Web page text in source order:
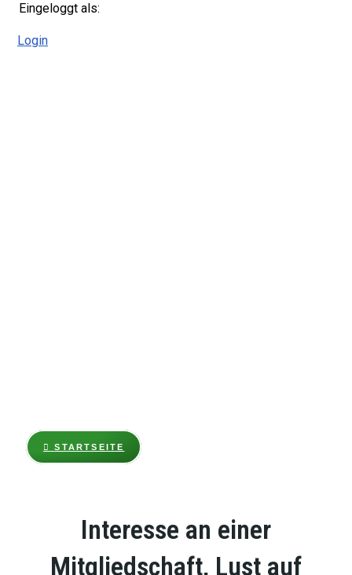
Eingeloggt als:
Login
STARTSEITE
Interesse an einer
Mitgliedschaft, Lust auf